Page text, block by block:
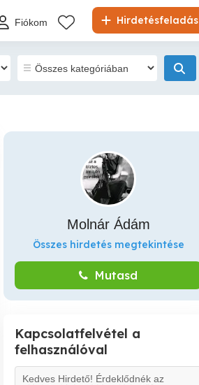
Hirdetésfeladás
Fiókom
Molnár Ádám
Összes hirdetés megtekintése
Mutasd
Kapcsolatfelvétel a
felhasználóval